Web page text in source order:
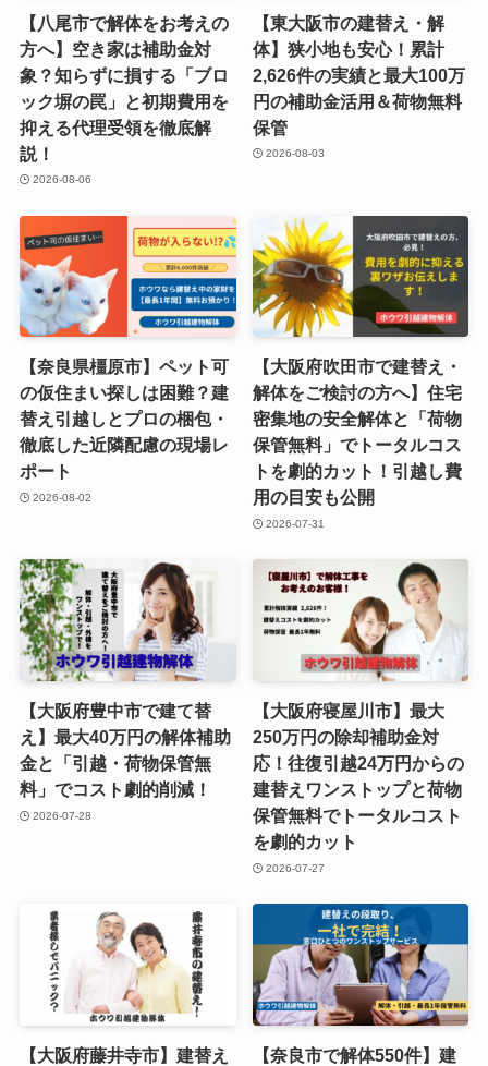
【八尾市で解体をお考えの
方へ】空き家は補助金対
象？知らずに損する「ブロ
ック塀の罠」と初期費用を
抑える代理受領を徹底解
説！
2026-08-06
【東大阪市の建替え・解
体】狭小地も安心！累計
2,626件の実績と最大100万
円の補助金活用＆荷物無料
保管
2026-08-03
【奈良県橿原市】ペット可
の仮住まい探しは困難？建
替え引越しとプロの梱包・
徹底した近隣配慮の現場レ
ポート
2026-08-02
【大阪府吹田市で建替え・
解体をご検討の方へ】住宅
密集地の安全解体と「荷物
保管無料」でトータルコス
トを劇的カット！引越し費
用の目安も公開
2026-07-31
【大阪府豊中市で建て替
え】最大40万円の解体補助
金と「引越・荷物保管無
料」でコスト劇的削減！
2026-07-28
【大阪府寝屋川市】最大
250万円の除却補助金対
応！往復引越24万円からの
建替えワンストップと荷物
保管無料でトータルコスト
を劇的カット
2026-07-27
【大阪府藤井寺市】建替え
【奈良市で解体550件】建